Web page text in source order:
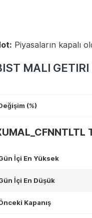
Piyasaların kapalı
MALI
(%)
İçi En Yüksek
İçi En Düşük
Kapanış